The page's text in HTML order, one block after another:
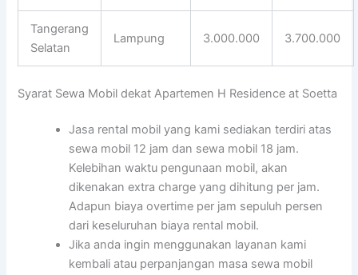
Tangerang
Selatan
Lampung 3.000.000 3.700.000
Syarat Sewa Mobil dekat Apartemen H Residence at Soetta
Jasa rental mobil yang kami sediakan terdiri atas
sewa mobil 12 jam dan sewa mobil 18 jam.
Kelebihan waktu pengunaan mobil, akan
dikenakan extra charge yang dihitung per jam.
Adapun biaya overtime per jam sepuluh persen
dari keseluruhan biaya rental mobil.
Jika anda ingin menggunakan layanan kami
kembali atau perpanjangan masa sewa mobil